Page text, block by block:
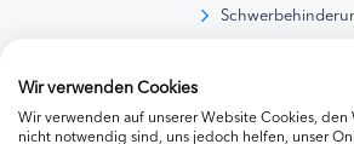
Wir verwenden Cookies
Wir verwenden auf unserer Website Cookies,
nicht notwendig sind, uns jedoch helfen, unser